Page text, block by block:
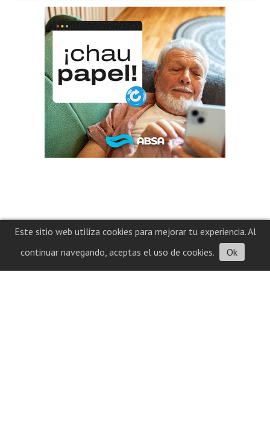
Este sitio web utiliza cookies para mejorar tu experiencia. Al
continuar navegando, aceptas el uso de cookies.
Ok